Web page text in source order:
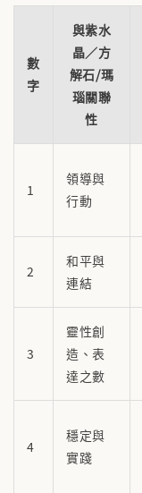
數
字
與紫水
晶／方
解石/瑪
瑙關聯
性
1
領導與
行動
2
和平與
連結
3
靈性創
造、表
達之數
4
穩定與
實踐